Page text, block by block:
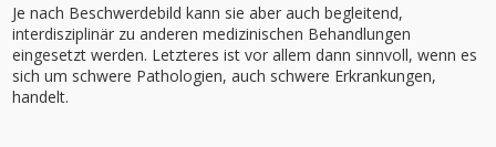
Je nach Beschwerdebild kann sie aber auch begleitend,
interdisziplinär zu anderen medizinischen Behandlungen
eingesetzt werden. Letzteres ist vor allem dann sinnvoll, wenn es
sich um schwere Pathologien, auch schwere Erkrankungen,
handelt.